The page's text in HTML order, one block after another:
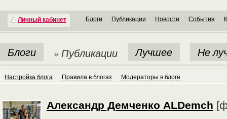
Личный кабинет Блоги Публикации Новости События
Блоги » Публикации Лучшее Не
Настройка блога Правила в блогах Модераторы в блоге
Александр Демченко ALDemch